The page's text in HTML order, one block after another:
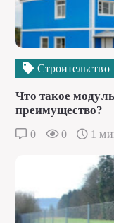
Строительство
Что такое
преимущество?
0 0 1